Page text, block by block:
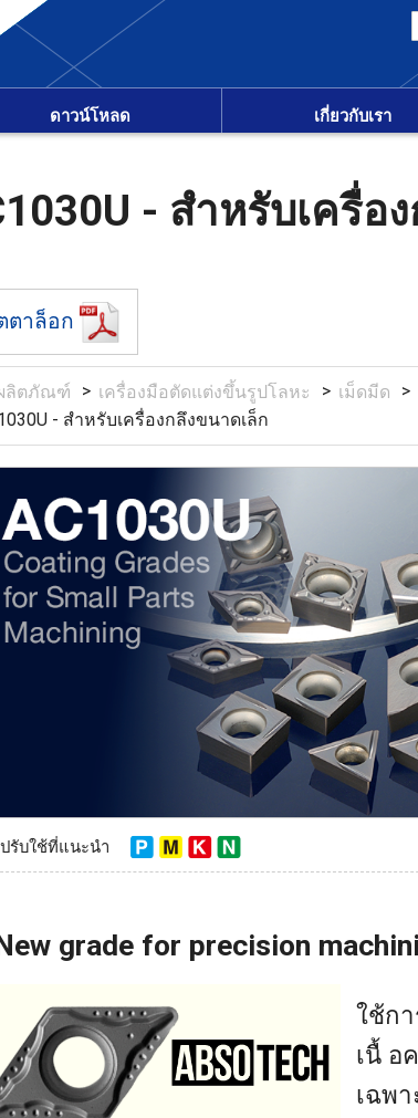
ดาวน์โหลด เกี่ยวกับเรา
- สำหรับเครื่อ
ตาล็อก
ลิตภัณฑ์ เครื่องมือตัดแต่งขึ้นรูปโลหะ เม็ดมีด
- สำหรับเครื่องกลึงขนาดเล็ก
รับใช้ที่แนะนำ
grade for precision
ใช้ก
เนื้ อ
เฉพ